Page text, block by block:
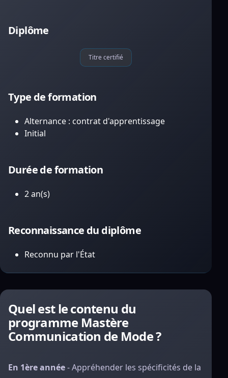
Diplôme
Titre certifié
Type de formation
Alternance : contrat d'apprentissage
Initial
Durée de formation
2 an(s)
Reconnaissance du diplôme
Reconnu par l'État
Quel est le contenu du
programme Mastère
Communication de Mode ?
En 1ère année- Appréhender les spécificités de la